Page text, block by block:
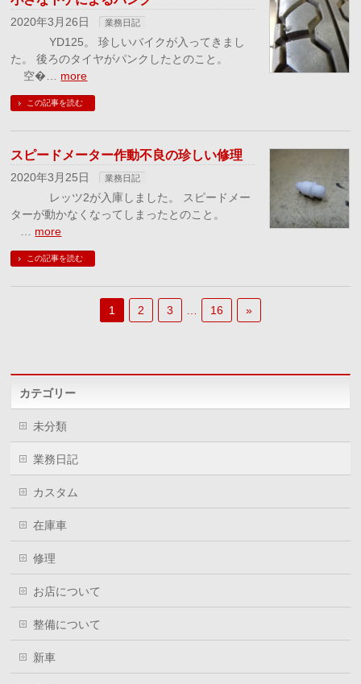
2020年3月26日 業務日記
YD125。 珍しいバイクが入ってきまし
た。 後ろのタイヤがパンクしたとのこと。
空�… more
この記事を読む
スピードメーター作動不良の珍しい修理
2020年3月25日 業務日記
レッツ2が入庫しました。 スピードメー
ターが動かなくなってしまったとのこと。
more
この記事を読む
1 2 3 16 »
カテゴリー
未分類
業務日記
カスタム
在庫車
修理
お店について
整備について
新車